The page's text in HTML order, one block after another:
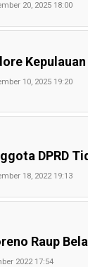
20, 2025 18:00
10, 2025 19:20
DPRD
18, 2022 19:13
Raup
2022 17:54